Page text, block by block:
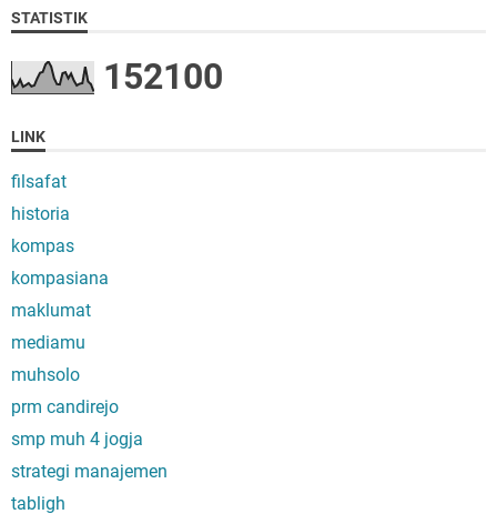
STATISTIK
152100
LINK
filsafat
historia
kompas
kompasiana
maklumat
mediamu
muhsolo
prm candirejo
smp muh 4 jogja
strategi manajemen
tabligh